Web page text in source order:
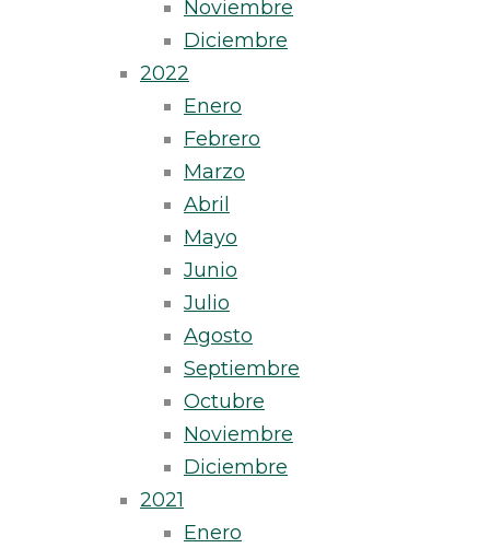
Noviembre
Diciembre
2022
Enero
Febrero
Marzo
Abril
Mayo
Junio
Julio
Agosto
Septiembre
Octubre
Noviembre
Diciembre
2021
Enero